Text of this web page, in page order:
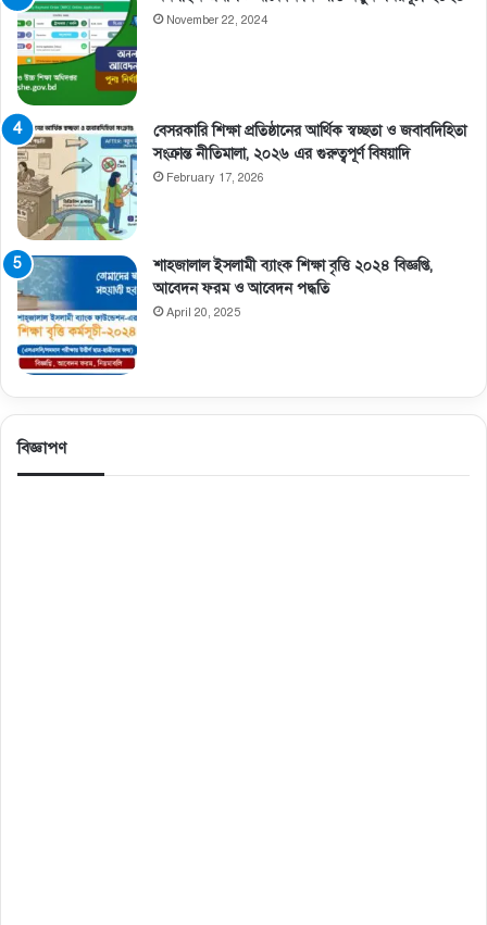
November 22, 2024
বেসরকারি শিক্ষা প্রতিষ্ঠানের আর্থিক স্বচ্ছতা ও জবাবদিহিতা
সংক্রান্ত নীতিমালা, ২০২৬ এর গুরুত্বপূর্ণ বিষয়াদি
February 17, 2026
শাহজালাল ইসলামী ব্যাংক শিক্ষা বৃত্তি ২০২৪ বিজ্ঞপ্তি,
আবেদন ফরম ও আবেদন পদ্ধতি
April 20, 2025
বিজ্ঞাপণ